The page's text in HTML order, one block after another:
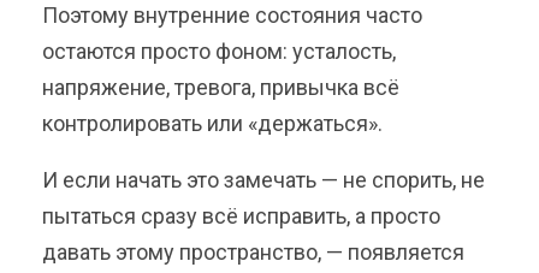
Поэтому внутренние состояния часто
остаются просто фоном: усталость,
напряжение, тревога, привычка всё
контролировать или «держаться».
И если начать это замечать — не спорить, не
пытаться сразу всё исправить, а просто
давать этому пространство, — появляется